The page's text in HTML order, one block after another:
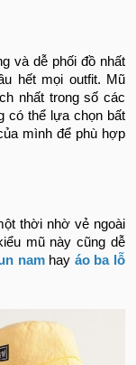
và dễ phối đồ nhất
hết mọi outfit. Mũ
nhất trong số các
có thể lựa chọn bất
mình để phù hợp
thời nhờ vẻ ngoài
mũ này cũng dễ
namhay áo ba lỗ